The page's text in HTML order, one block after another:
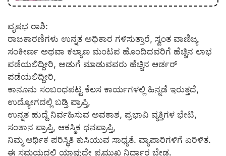
ವೃಷಭ ರಾಶಿ:
ರಾಜಕಾರಣಿಗಳು ಉನ್ನತ ಅಧಿಕಾರ ಗಳಿಸುತ್ತಾರೆ, ಸ್ವಂತ ವಾಣಿಜ್ಯ
ಸಂಕೀರ್ಣ ಅಥವಾ ಕಲ್ಯಾಣ ಮಂಟಪ ಹೊಂದಿದವರಿಗೆ ಹೆಚ್ಚಿನ ಲಾಭ
ಪಡೆಯಲಿದ್ದೀರಿ, ಅಡುಗೆ ಮಾಡುವವರು ಹೆಚ್ಚಿನ ಆರ್ಡರ್
ಪಡೆಯಲಿದ್ದೀರಿ,
ಕಾನೂನು ಸಂಬಂಧಪಟ್ಟ ಕೆಲಸ ಕಾರ್ಯಗಳಲ್ಲಿ ಹಿನ್ನಡೆ ಇರುತ್ತದೆ,
ಉದ್ಯೋಗದಲ್ಲಿ ಬಡ್ತಿ ಪ್ರಾಪ್ತಿ,
ಉನ್ನತ ಹುದ್ದೆ ನಿರ್ವಹಿಸುವ ಅವಕಾಶ, ಪ್ರಭಾವಿ ವ್ಯಕ್ತಿಗಳ ಭೇಟಿ,
ಸಂತಾನ ಪ್ರಾಪ್ತಿ, ಆಕಸ್ಮಿಕ ಧನಪ್ರಾಪ್ತಿ,
ನಿಮ್ಮ ಆರ್ಥಿಕ ಪರಿಸ್ಥಿತಿ ಕುಸಿಯುವ ಸಾಧ್ಯತೆ. ವ್ಯಾಪಾರಿಗಳಿಗೆ ಏರಿಳಿತ.
ಈ ಸಮಯದಲ್ಲಿ ಯಾವುದೇ ಪ್ರಮುಖ ನಿರ್ಧಾರ ಬೇಡ.